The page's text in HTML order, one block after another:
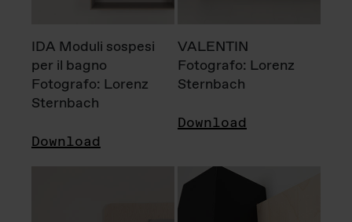
IDA Moduli sospesi
per il bagno
Fotografo: Lorenz
Sternbach
Download
VALENTIN
Fotografo: Lorenz
Sternbach
Download